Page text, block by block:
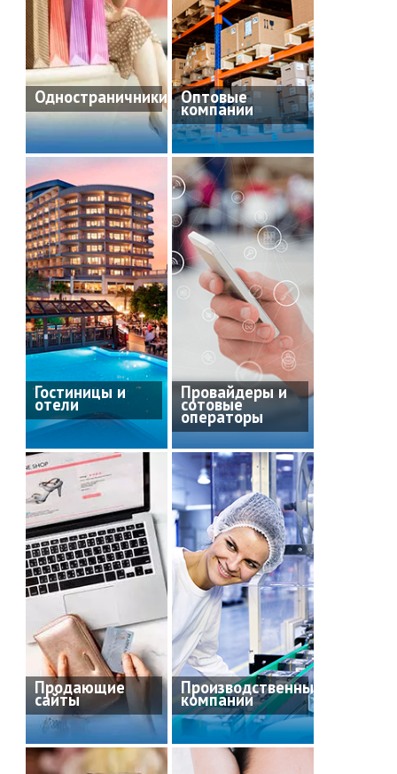
Одностраничники Оптовые
компании
Гостиницы и
отели
Провайдеры и
сотовые
операторы
Продающие
сайты
Производственные
компании